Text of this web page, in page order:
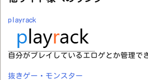
playrack
自分がプレイしているエロゲとか管理で
抜きゲー・モンスター